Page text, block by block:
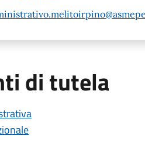
di tutela